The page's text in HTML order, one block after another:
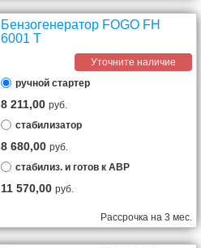
Бензогенератор FOGO FH
6001 T
Уточните наличие
ручной стартер
8 211,00руб.
стабилизатор
8 680,00руб.
стабилиз. и готов к АВР
11 570,00руб.
Рассрочка на 3 мес.